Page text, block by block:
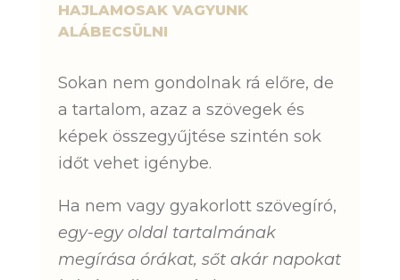
HAJLAMOSAK VAGYUNK
ALÁBECSÜLNI
Sokan nem gondolnak rá előre, de
a tartalom, azaz a szövegek és
képek összegyűjtése szintén sok
időt vehet igénybe.
Ha nem vagy gyakorlott szövegíró,
egy-egy oldal tartalmának
megírása órákat, sőt akár napokat